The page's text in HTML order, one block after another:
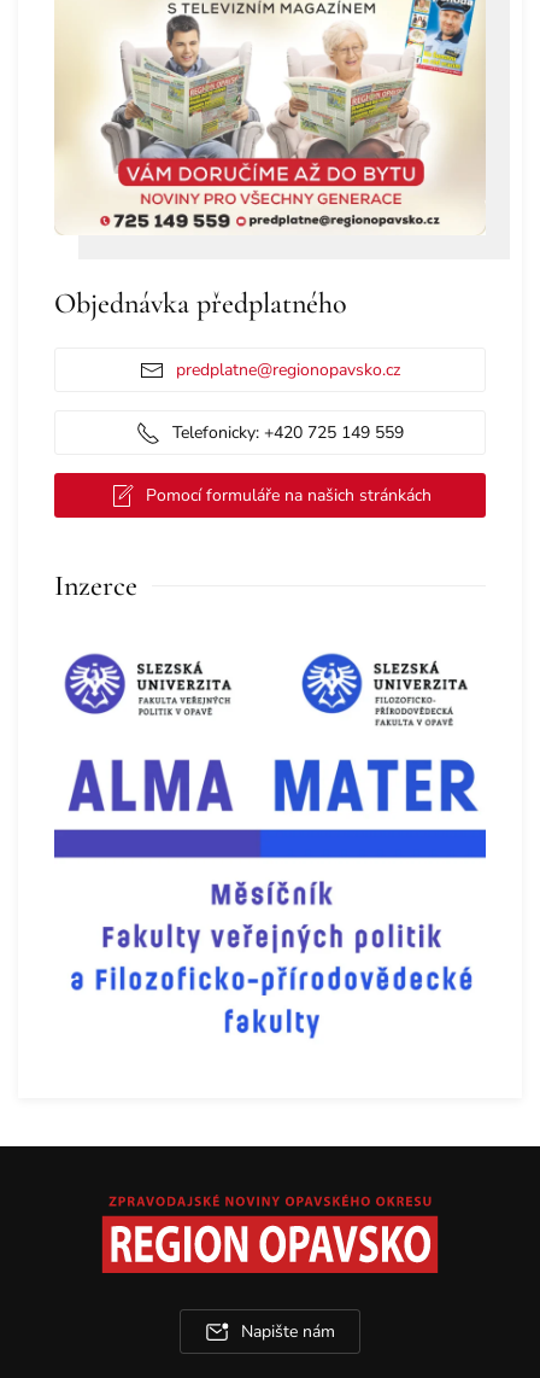
Objednávka předplatného
predplatne@regionopavsko.cz
Telefonicky: +420 725 149 559
Pomocí formuláře na našich stránkách
Inzerce
Napište nám